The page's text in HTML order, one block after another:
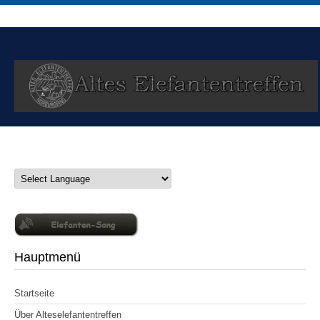
Hauptmenü
Startseite
Über Alteselefantentreffen